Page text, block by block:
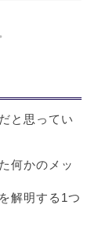
と思ってい
何かのメッ
解明する1つ